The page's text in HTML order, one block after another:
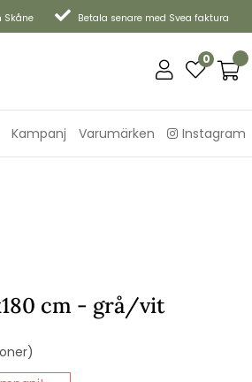
Skåne Betala senare med Svea faktura
0
Kampanj Varumärken Instagram
cm - grå/vit